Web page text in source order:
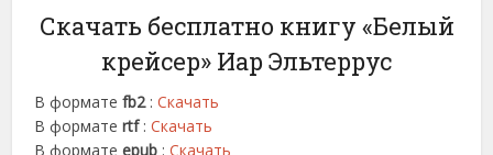
Скачать бесплатно книгу «Белый
крейсер» Иар Эльтеррус
В форматеfb2:Скачать
В форматеrtf :Скачать
В форматеepub :Скачать